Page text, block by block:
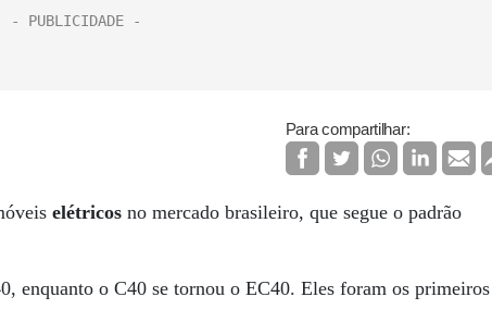
Para compartilhar:
elétricos no mercado brasileiro, que segue o padrão
enquanto o C40 se tornou o EC40. Eles foram os primeiros